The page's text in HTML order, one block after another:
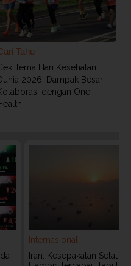
Tahu
Tema Hari Kesehatan
2026: Dampak Besar
dengan One
Internasional
Iran: Kesepakatan Selat